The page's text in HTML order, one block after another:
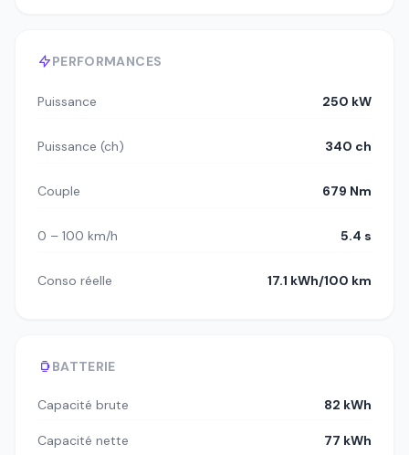
PERFORMANCES
Puissance 250 kW
Puissance (ch) 340 ch
Couple 679 Nm
0 – 100 km/h 5.4 s
Conso réelle 17.1 kWh/100 km
BATTERIE
Capacité brute 82 kWh
Capacité nette 77 kWh